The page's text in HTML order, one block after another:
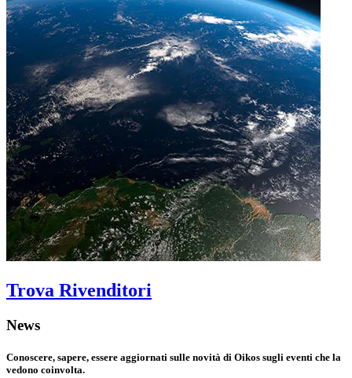
Trova Rivenditori
News
Conoscere, sapere, essere aggiornati sulle novità di Oikos sugli eventi che la
vedono coinvolta.